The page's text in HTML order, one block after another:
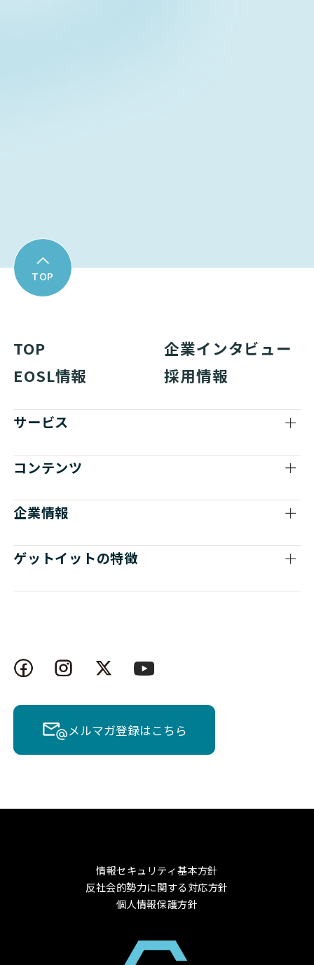
TOP
TOP
企業インタビュー
EOSL情報
採用情報
サービス
コンテンツ
企業情報
ゲットイットの特徴
メルマガ登録はこちら
情報セキュリティ基本方針
反社会的勢力に関する対応方針
個人情報保護方針